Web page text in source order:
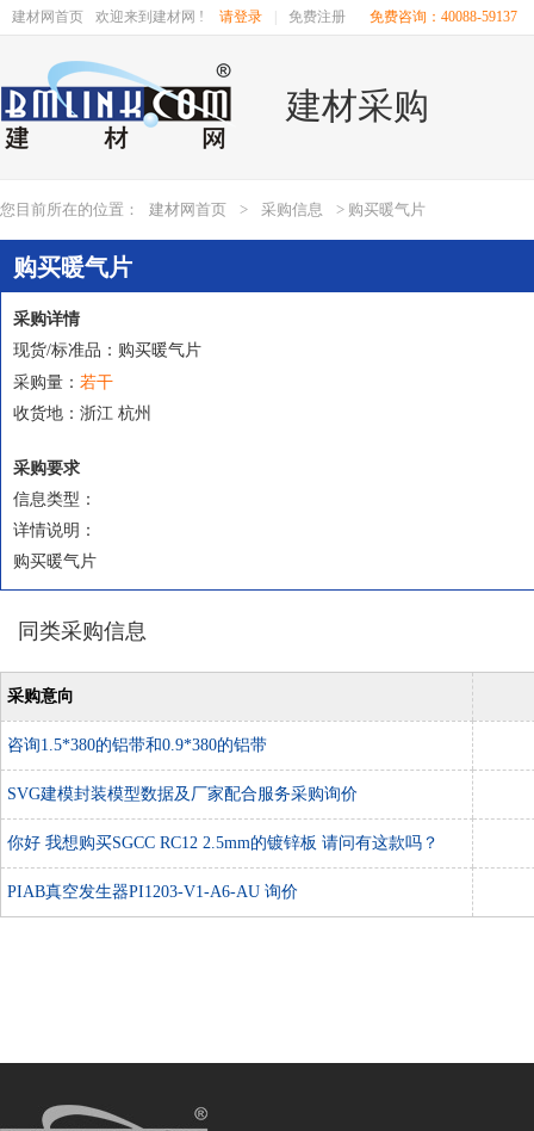
建材网首页 欢迎来到建材网 ! 请登录 免费注册 免费咨询：40088-59137
建材采购
您目前所在的位置： 建材网首页 > 采购信息 > 购买暖气片
购买暖气片
采购详情
现货/标准品：购买暖气片
采购量： 若干
收货地：浙江 杭州
采购要求
信息类型：
详情说明：
购买暖气片
同类采购信息
采购意向
咨询1.5*380的铝带和0.9*380的铝带
SVG建模封装模型数据及厂家配合服务采购询价
你好 我想购买SGCC RC12 2.5mm的镀锌板 请问有这款吗？
PIAB真空发生器PI1203-V1-A6-AU 询价